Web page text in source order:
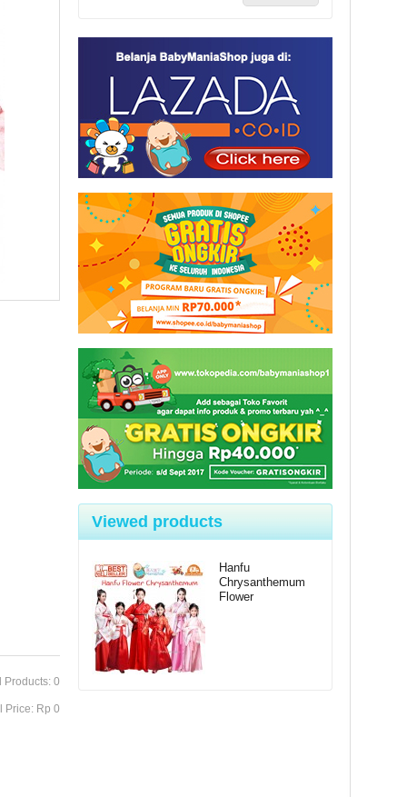
Products: 0
Price: Rp‎ 0
Viewed products
Hanfu
Chrysanthemum
Flower